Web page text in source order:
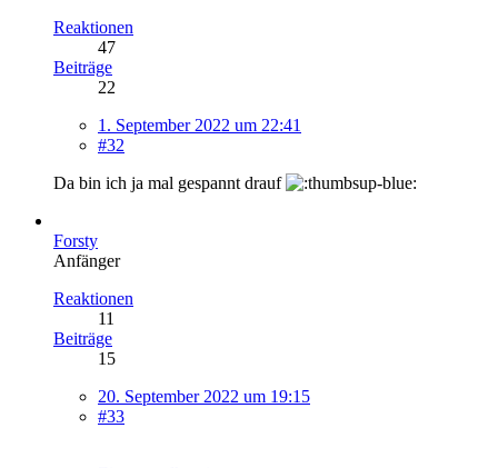
Reaktionen
47
Beiträge
22
1. September 2022 um 22:41
#32
Da bin ich ja mal gespannt drauf
Forsty
Anfänger
Reaktionen
11
Beiträge
15
20. September 2022 um 19:15
#33